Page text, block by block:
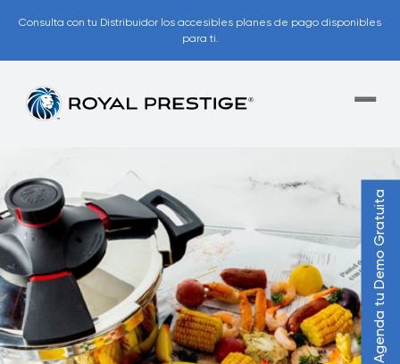
Consulta con tu Distribuidor los accesibles planes de pago disponibles
para ti.
Agenda tu Demo Gratuita